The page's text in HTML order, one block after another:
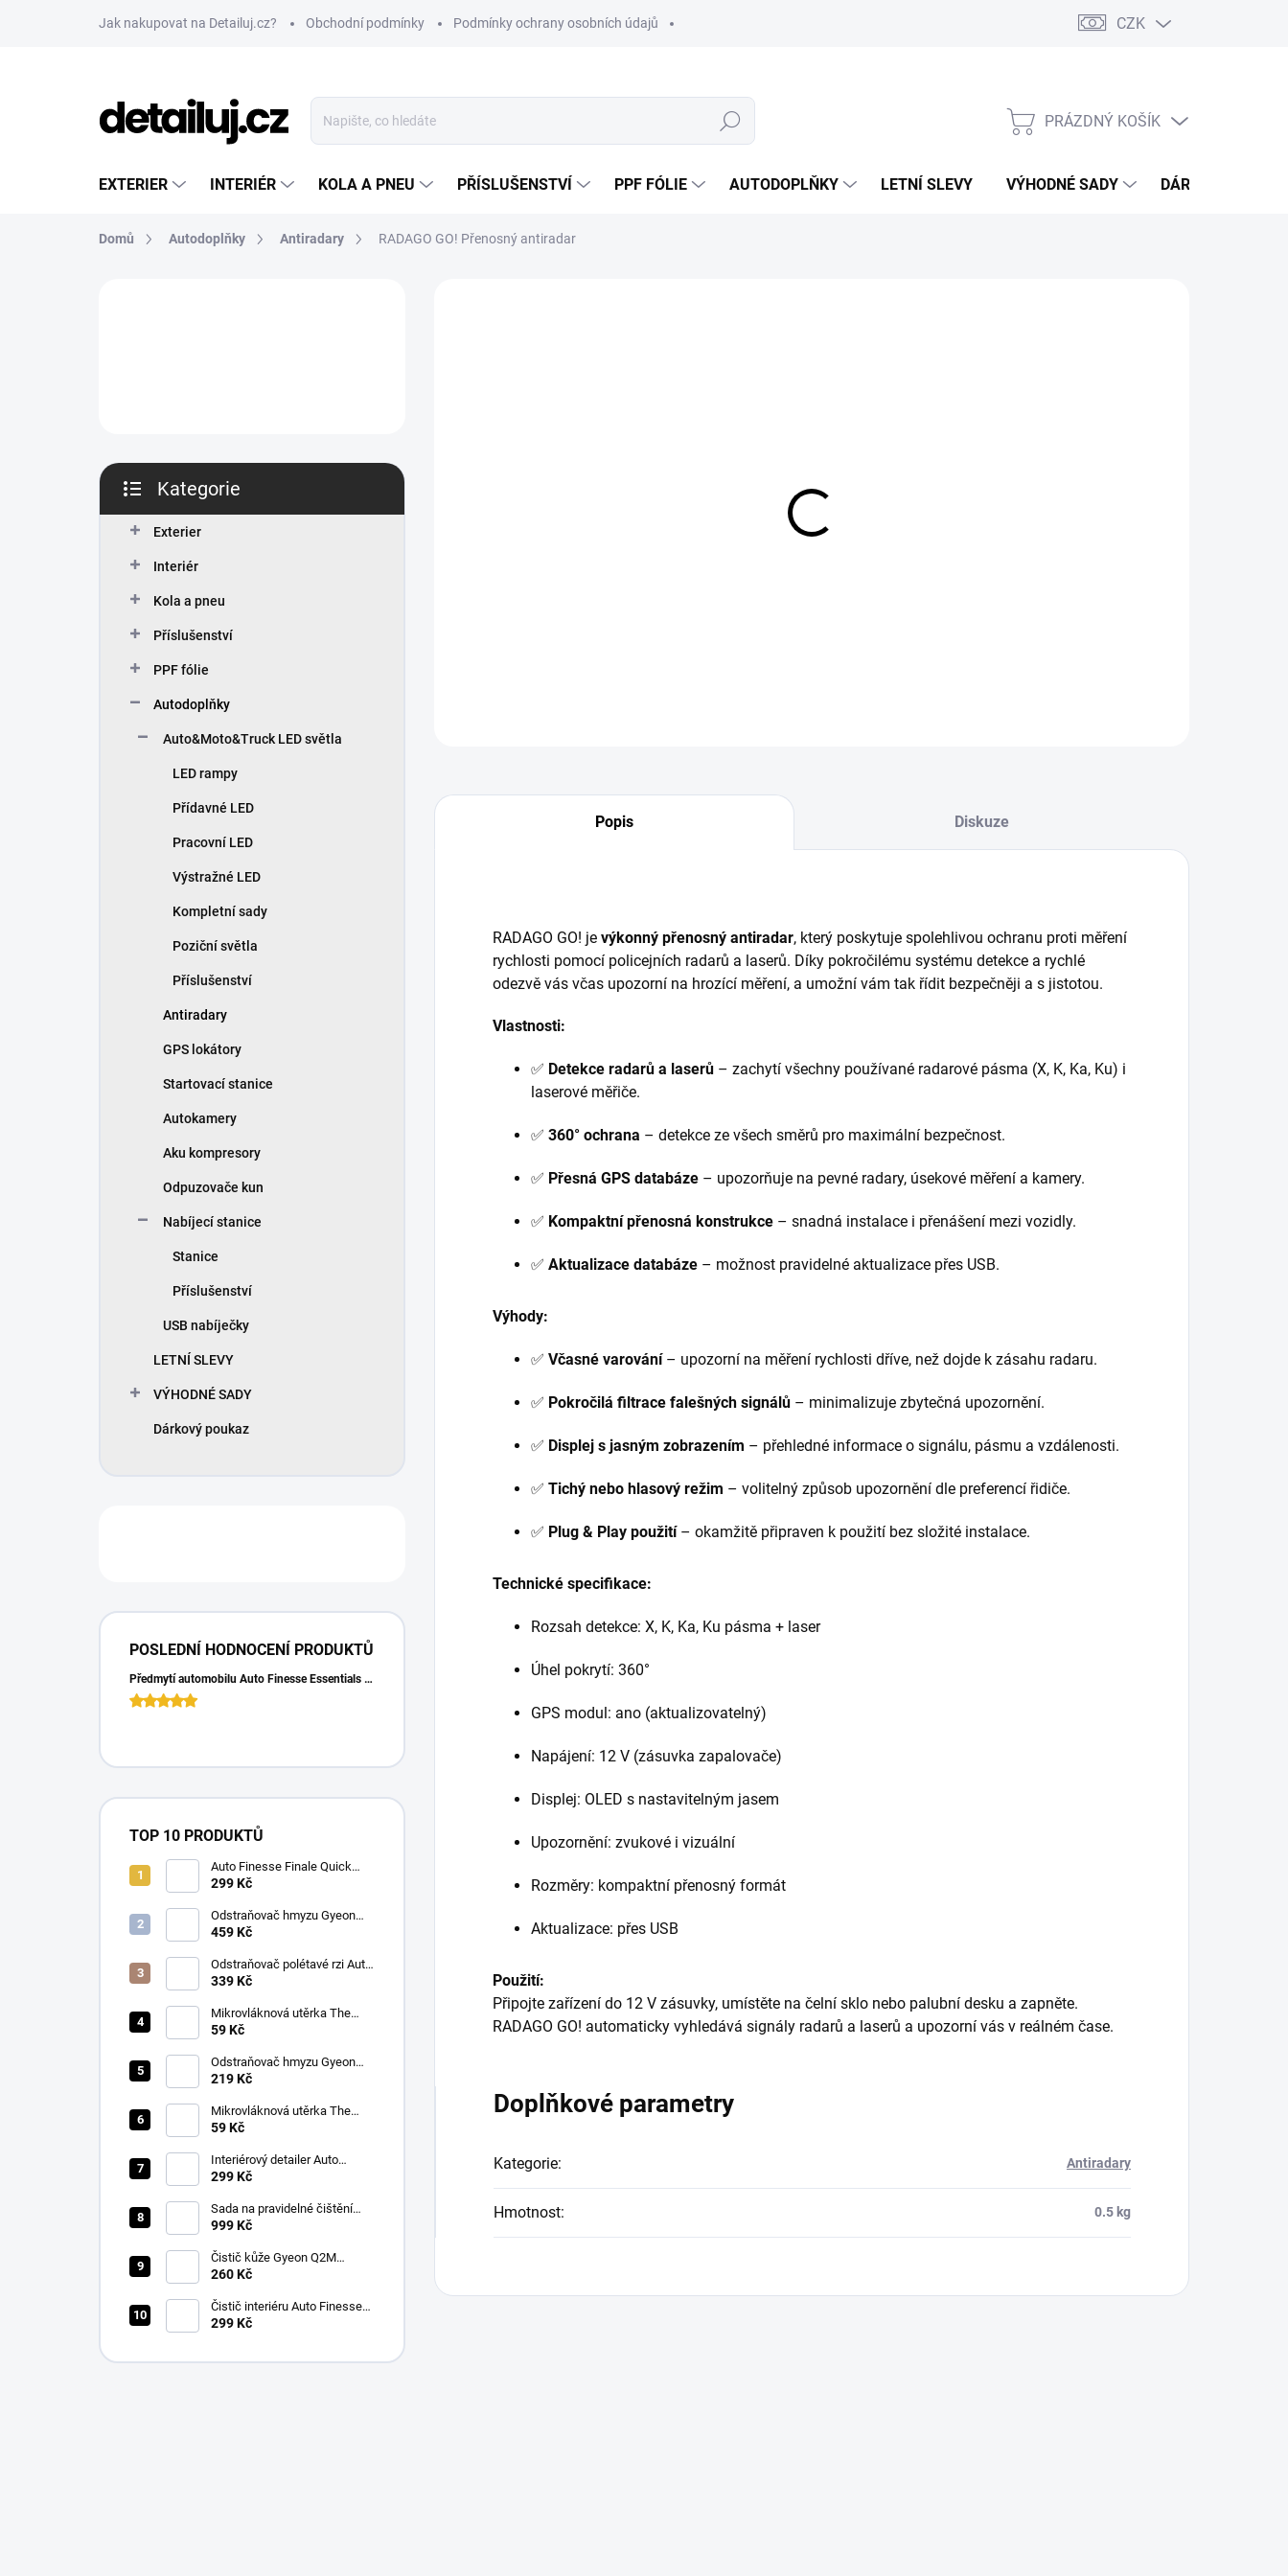
Jak nakupovat na Detailuj.cz? Obchodní podmínky Podmínky ochrany osobních údajů CZK
Hledat
NÁKUPNÍ
PRÁZDNÝ KOŠÍK
EXTERIER INTERIÉR KOLA A PNEU PŘÍSLUŠENSTVÍ PPF FÓLIE AUTODOPLŇKY LETNÍ SLEVY VÝHODNÉ SADY DÁRKOVÝ
Domů Autodoplňky Antiradary RADAGO GO! Přenosný antiradar
p
n
kategorie
Kategorie
Exterier
Interiér
Kola a pneu
Příslušenství
PPF fólie
Autodoplňky
Auto&Moto&Truck LED světla
LED rampy
Přídavné LED
Pracovní LED
Výstražné LED
Kompletní sady
Poziční světla
Příslušenství
Antiradary
GPS lokátory
Startovací stanice
Autokamery
Aku kompresory
Odpuzovače kun
Nabíjecí stanice
Stanice
Příslušenství
USB nabíječky
LETNÍ SLEVY
VÝHODNÉ SADY
Dárkový poukaz
POSLEDNÍ HODNOCENÍ PRODUKTŮ
Předmytí automobilu Auto Finesse Essentials Pre-Wash (500 ml)
TOP 10 PRODUKTŮ
Auto Finesse Finale Quick
Detailer (500 ml)
299 Kč
Odstraňovač hmyzu Gyeon
Q2M Bug&Grime (1 L)
459 Kč
Odstraňovač polétavé rzi Auto
Finesse Iron Out
ml)
339 Kč
Mikrovláknová utěrka The
Collection Allround & Coating
Blue)
59 Kč
Odstraňovač hmyzu Gyeon
Q2M Bug&Grime (500 ml)
219 Kč
Mikrovláknová utěrka The
Collection Allround & Coating
59 Kč
Interiérový detailer Auto
Finesse Spritz Interior Detail
299 Kč
Sada na pravidelné čištění
kůže v automobilu od Auto
999 Kč
Čistič kůže Gyeon Q2M
LeatherCleaner NATURAL
260 Kč
Čistič interiéru Auto Finesse
Total Interior Cleaner (500 ml)
299 Kč
Popis Diskuze
RADAGO GO! je výkonný přenosný antiradar, který poskytuje spolehlivou ochranu proti měření
rychlosti pomocí policejních radarů a laserů. Díky pokročilému systému detekce a rychlé
odezvě vás včas upozorní na hrozící měření, a umožní vám tak řídit bezpečněji a s jistotou.
Vlastnosti:
✅ Detekce radarů a laserů – zachytí všechny používané radarové pásma (X, K, Ka, Ku) i
laserové měřiče.
✅ 360° ochrana – detekce ze všech směrů pro maximální bezpečnost.
✅ Přesná GPS databáze – upozorňuje na pevné radary, úsekové měření a kamery.
✅ Kompaktní přenosná konstrukce – snadná instalace i přenášení mezi vozidly.
✅ Aktualizace databáze – možnost pravidelné aktualizace přes USB.
Výhody:
✅ Včasné varování– upozorní na měření rychlosti dříve, než dojde k zásahu radaru.
✅ Pokročilá filtrace falešných signálů – minimalizuje zbytečná upozornění.
✅ Displej s jasným zobrazením – přehledné informace o signálu, pásmu a vzdálenosti.
✅ Tichý nebo hlasový režim – volitelný způsob upozornění dle preferencí řidiče.
✅ Plug & Play použití– okamžitě připraven k použití bez složité instalace.
Technické specifikace:
Rozsah detekce: X, K, Ka, Ku pásma + laser
Úhel pokrytí: 360°
GPS modul: ano (aktualizovatelný)
Napájení: 12 V (zásuvka zapalovače)
Displej: OLED s nastavitelným jasem
Upozornění: zvukové i vizuální
Rozměry: kompaktní přenosný formát
Aktualizace: přes USB
Použití:
Připojte zařízení do 12 V zásuvky, umístěte na čelní sklo nebo palubní desku a zapněte.
RADAGO GO! automaticky vyhledává signály radarů a laserů a upozorní vás v reálném čase.
Doplňkové parametry
Kategorie: Antiradary
Hmotnost: 0.5 kg